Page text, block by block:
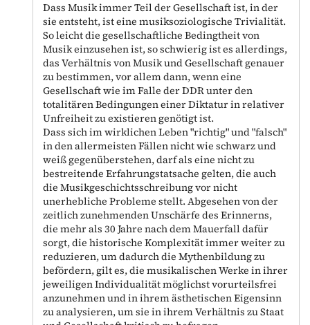
Dass Musik immer Teil der Gesellschaft ist, in der
sie entsteht, ist eine musiksoziologische Trivialität.
So leicht die gesellschaftliche Bedingtheit von
Musik einzusehen ist, so schwierig ist es allerdings,
das Verhältnis von Musik und Gesellschaft genauer
zu bestimmen, vor allem dann, wenn eine
Gesellschaft wie im Falle der DDR unter den
totalitären Bedingungen einer Diktatur in relativer
Unfreiheit zu existieren genötigt ist.
Dass sich im wirklichen Leben "richtig" und "falsch"
in den allermeisten Fällen nicht wie schwarz und
weiß gegenüberstehen, darf als eine nicht zu
bestreitende Erfahrungstatsache gelten, die auch
die Musikgeschichtsschreibung vor nicht
unerhebliche Probleme stellt. Abgesehen von der
zeitlich zunehmenden Unschärfe des Erinnerns,
die mehr als 30 Jahre nach dem Mauerfall dafür
sorgt, die historische Komplexität immer weiter zu
reduzieren, um dadurch die Mythenbildung zu
befördern, gilt es, die musikalischen Werke in ihrer
jeweiligen Individualität möglichst vorurteilsfrei
anzunehmen und in ihrem ästhetischen Eigensinn
zu analysieren, um sie in ihrem Verhältnis zu Staat